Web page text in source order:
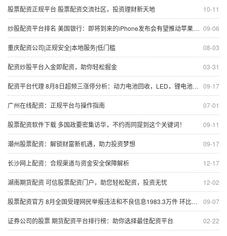
10-11
股票配资正规平台 股票配资交流社区，投资理财新天地
09-06
炒股配资平台排名 美国银行：即将到来的iPhone发布会有望推动苹果股价上涨
08-03
重庆配资公司|正规安全|本地服务|低门槛
03-31
配资炒股平台入金即配资，助你轻松掘金
09-17
配资平台代理 8月8日超频三涨停分析：动力电池回收，LED，锂电池概念热股
07-01
广州在线配资：正规平台与操作指南
09-11
股票配资软件下载 多国政要密集访华，不约而同提到这个关键词！
09-17
潮州股票配资：解锁财富新机遇，助力投资梦想
12-17
长沙网上配资：合规渠道与资金安全保障解析
12-02
湖南期货配资 可信股票配资门户，助您轻松配资，投资无忧
09-07
股票配资官方 8月全国受理网民举报违法和不良信息1983.3万件 环比增长4.2%
02-22
证券公司的股票 期货配资平台排行榜：助你选择最佳配资平台